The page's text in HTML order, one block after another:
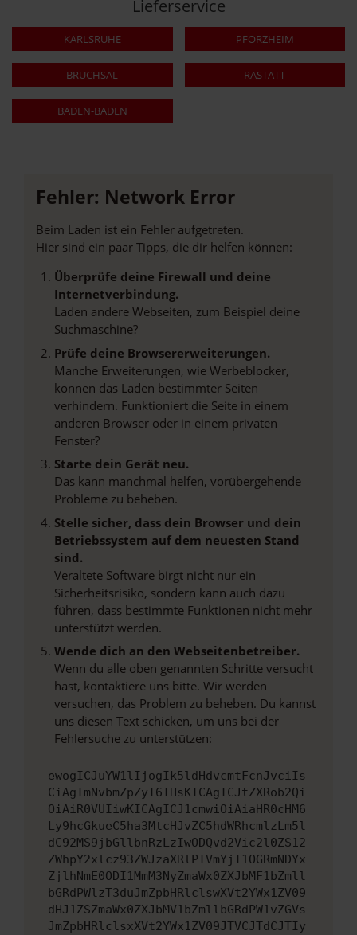
Lieferservice
KARLSRUHE PFORZHEIM
BRUCHSAL RASTATT
BADEN-BADEN
Fehler: Network Error
Beim Laden ist ein Fehler aufgetreten.
Hier sind ein paar Tipps, die dir helfen können:
Überprüfe deine Firewall und deine
Internetverbindung.
Laden andere Webseiten, zum Beispiel deine
Suchmaschine?
Prüfe deine Browsererweiterungen.
Manche Erweiterungen, wie Werbeblocker,
können das Laden bestimmter Seiten
verhindern. Funktioniert die Seite in einem
anderen Browser oder in einem privaten
Fenster?
Starte dein Gerät neu.
Das kann manchmal helfen, vorübergehende
Probleme zu beheben.
Stelle sicher, dass dein Browser und dein
Betriebssystem auf dem neuesten Stand
sind.
Veraltete Software birgt nicht nur ein
Sicherheitsrisiko, sondern kann auch dazu
führen, dass bestimmte Funktionen nicht mehr
unterstützt werden.
Wende dich an den Webseitenbetreiber.
Wenn du alle oben genannten Schritte versucht
hast, kontaktiere uns bitte. Wir werden
versuchen, das Problem zu beheben. Du kannst
uns diesen Text schicken, um uns bei der
Fehlersuche zu unterstützen:
ewogICJuYW1lIjogIk5ldHdvcmtFcnJvciIs
CiAgImNvbmZpZyI6IHsKICAgICJtZXRob2Qi
OiAiR0VUIiwKICAgICJ1cmwiOiAiaHR0cHM6
Ly9hcGkueC5ha3MtcHJvZC5hdWRhcmlzLm5l
dC92MS9jbGllbnRzLzIwODQvd2Vic2l0ZS12
ZWhpY2xlcz93ZWJzaXRlPTVmYjI1OGRmNDYx
ZjlhNmE0ODI1MmM3NyZmaWx0ZXJbMF1bZmll
bGRdPWlzT3duJmZpbHRlclswXVt2YWx1ZV09
dHJ1ZSZmaWx0ZXJbMV1bZmllbGRdPW1vZGVs
JmZpbHRlclsxXVt2YWx1ZV09JTVCJTdCJTIy